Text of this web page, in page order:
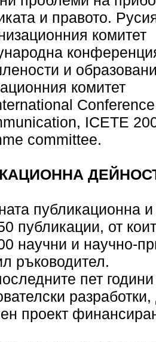
и правото.
комитет
и
комитет
ICETE
committee.
ДЕЙНОСТ
публикационна
публикации, от
научни и научно-
ръководител.
пет
проект